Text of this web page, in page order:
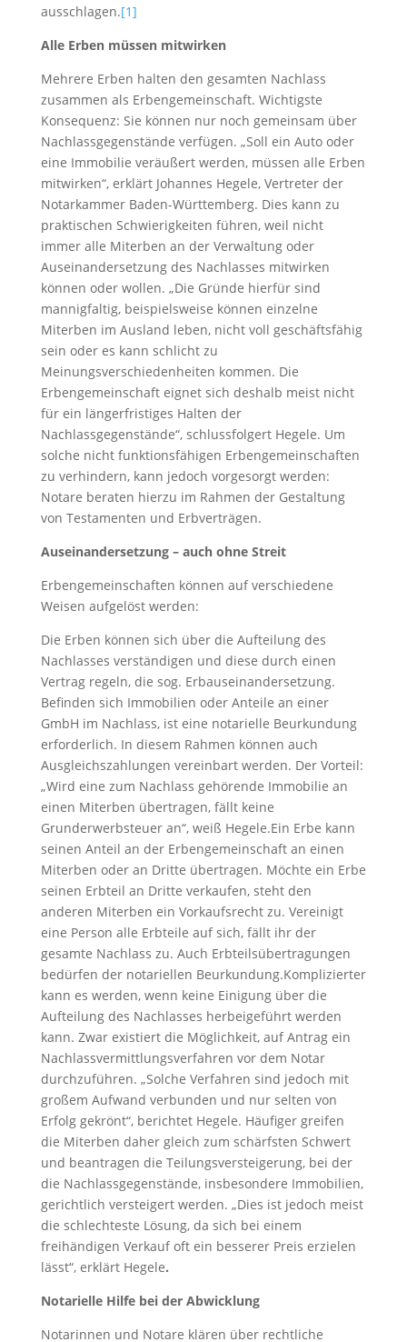
ausschlagen.[1]
Alle Erben müssen mitwirken
Mehrere Erben halten den gesamten Nachlass
zusammen als Erbengemeinschaft. Wichtigste
Konsequenz: Sie können nur noch gemeinsam über
Nachlassgegenstände verfügen. „Soll ein Auto oder
eine Immobilie veräußert werden, müssen alle Erben
mitwirken“, erklärt Johannes Hegele, Vertreter der
Notarkammer Baden-Württemberg. Dies kann zu
praktischen Schwierigkeiten führen, weil nicht
immer alle Miterben an der Verwaltung oder
Auseinandersetzung des Nachlasses mitwirken
können oder wollen. „Die Gründe hierfür sind
mannigfaltig, beispielsweise können einzelne
Miterben im Ausland leben, nicht voll geschäftsfähig
sein oder es kann schlicht zu
Meinungsverschiedenheiten kommen. Die
Erbengemeinschaft eignet sich deshalb meist nicht
für ein längerfristiges Halten der
Nachlassgegenstände“, schlussfolgert Hegele. Um
solche nicht funktionsfähigen Erbengemeinschaften
zu verhindern, kann jedoch vorgesorgt werden:
Notare beraten hierzu im Rahmen der Gestaltung
von Testamenten und Erbverträgen.
Auseinandersetzung – auch ohne Streit
Erbengemeinschaften können auf verschiedene
Weisen aufgelöst werden:
Die Erben können sich über die Aufteilung des
Nachlasses verständigen und diese durch einen
Vertrag regeln, die sog. Erbauseinandersetzung.
Befinden sich Immobilien oder Anteile an einer
GmbH im Nachlass, ist eine notarielle Beurkundung
erforderlich. In diesem Rahmen können auch
Ausgleichszahlungen vereinbart werden. Der Vorteil:
„Wird eine zum Nachlass gehörende Immobilie an
einen Miterben übertragen, fällt keine
Grunderwerbsteuer an“, weiß Hegele.Ein Erbe kann
seinen Anteil an der Erbengemeinschaft an einen
Miterben oder an Dritte übertragen. Möchte ein Erbe
seinen Erbteil an Dritte verkaufen, steht den
anderen Miterben ein Vorkaufsrecht zu. Vereinigt
eine Person alle Erbteile auf sich, fällt ihr der
gesamte Nachlass zu. Auch Erbteilsübertragungen
bedürfen der notariellen Beurkundung.Komplizierter
kann es werden, wenn keine Einigung über die
Aufteilung des Nachlasses herbeigeführt werden
kann. Zwar existiert die Möglichkeit, auf Antrag ein
Nachlassvermittlungsverfahren vor dem Notar
durchzuführen. „Solche Verfahren sind jedoch mit
großem Aufwand verbunden und nur selten von
Erfolg gekrönt“, berichtet Hegele. Häufiger greifen
die Miterben daher gleich zum schärfsten Schwert
und beantragen die Teilungsversteigerung, bei der
die Nachlassgegenstände, insbesondere Immobilien,
gerichtlich versteigert werden. „Dies ist jedoch meist
die schlechteste Lösung, da sich bei einem
freihändigen Verkauf oft ein besserer Preis erzielen
lässt“, erklärt Hegele.
Notarielle Hilfe bei der Abwicklung
Notarinnen und Notare klären über rechtliche